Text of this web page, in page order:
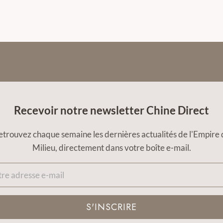
Recevoir notre newsletter Chine Direct
chaque semaine les dernières actualités de l'Empire
Milieu, directement dans votre boîte e-mail.
S'INSCRIRE